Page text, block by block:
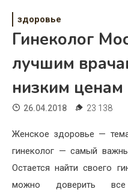
Дом
Жизнь
Хобби
Красота
Недвижимость
здоровье
Гинеколог
лучшим
низким ценам
26.04.2018 23 138
Женское здоровье —
гинеколог — самый
Остается найти своего
можно доверить